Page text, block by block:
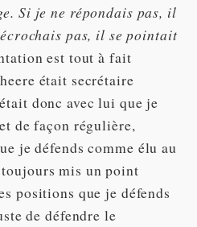
Si je ne répondais pas, il
pas, il se pointait
est tout à fait
était secrétaire
donc avec lui que je
de façon régulière,
je défends comme élu au
mis un point
positions que je défends
de défendre le